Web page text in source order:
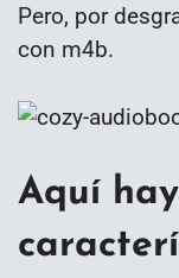
Pero, por
con m4b.
Aquí